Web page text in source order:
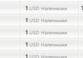
1 USD Наличными
1 USD Наличными
1 USD Наличными
1 USD Наличными
1 USD Наличными